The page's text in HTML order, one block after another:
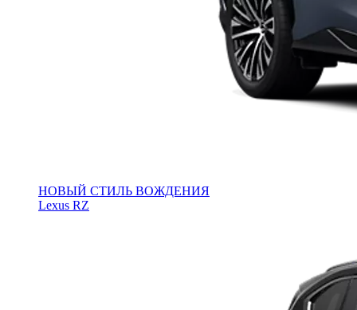
НОВЫЙ СТИЛЬ ВОЖДЕНИЯ
Lexus RZ